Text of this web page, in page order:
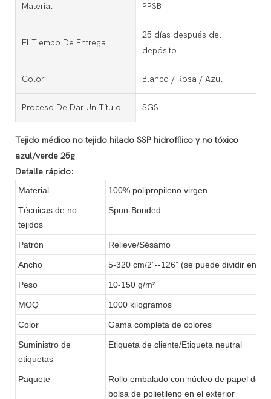
Material PPSB
El Tiempo De Entrega
25 días después del
depósito
Color Blanco / Rosa / Azul
Proceso De Dar Un Título SGS
Tejido médico no tejido hilado SSP hidrofílico y no tóxico
azul/verde 25g
Detalle rápido:
Material 100% polipropileno virgen
Técnicas de no
tejidos
Spun-Bonded
Patrón Relieve/Sésamo
Ancho 5-320 cm/2”--126” (se puede dividir en
Peso 10-150 g/m²
MOQ 1000 kilogramos
Color Gama completa de colores
Suministro de
etiquetas
Etiqueta de cliente/Etiqueta neutral
Paquete
Rollo embalado con núcleo de papel de
bolsa de polietileno en el exterior